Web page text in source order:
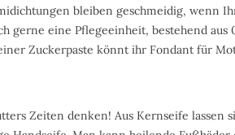
bleiben geschmeidig, wenn
gerne eine Pflegeeinheit, bestehend aus
Zuckerpaste könnt ihr Fondant für
Zeiten denken! Aus Kernseife lassen